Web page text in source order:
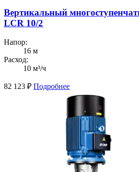
Вертикальный
LCR 10/2
Напор:
16 м
Расход:
10 м³/ч
82 123 ₽ Подробнее